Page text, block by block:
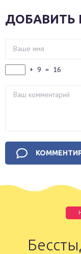
ДОБАВИТЬ
+ 9 = 16